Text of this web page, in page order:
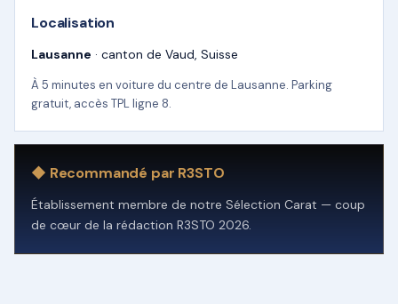
Localisation
Lausanne · canton de Vaud, Suisse
À 5 minutes en voiture du centre de Lausanne. Parking
gratuit, accès TPL ligne 8.
◆ Recommandé par R3STO
Établissement membre de notre Sélection Carat — coup
de cœur de la rédaction R3STO 2026.